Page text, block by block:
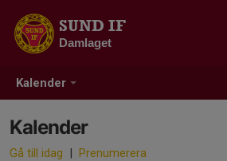
Kalender
SUND IF
Damlaget
Kalender
Gå till idag | Prenumerera